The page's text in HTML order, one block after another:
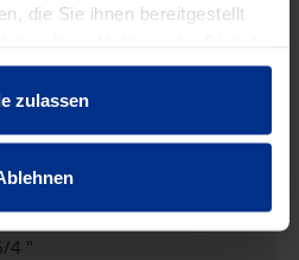
die Sie ihnen bereitgestellt
zulassen
mm
2 "
4 "